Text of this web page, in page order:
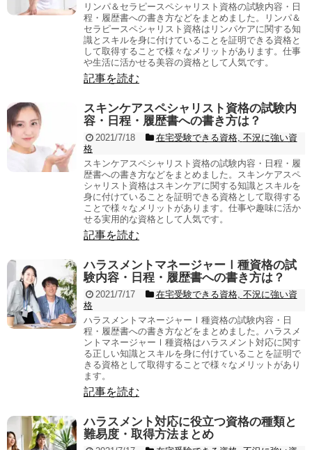
リンパ＆セラピースペシャリスト資格の試験内容・日
程・履歴書への書き方などをまとめました。リンパ＆
セラピースペシャリスト資格はリンパケアに関する知
識とスキルを身に付けていることを証明できる資格と
して取得することで様々なメリットがあります。仕事
や生活に活かせる美容の資格として人気です。
記事を読む
スキンケアスペシャリスト資格の試験内
容・日程・履歴書への書き方は？
2021/7/18 在宅受験できる資格, 不況に強い資
格
スキンケアスペシャリスト資格の試験内容・日程・履
歴書への書き方などをまとめました。スキンケアスペ
シャリスト資格はスキンケアに関する知識とスキルを
身に付けていることを証明できる資格として取得する
ことで様々なメリットがあります。仕事や趣味に活か
せる実用的な資格として人気です。
記事を読む
ハラスメントマネージャーⅠ種資格の試
験内容・日程・履歴書への書き方は？
2021/7/17 在宅受験できる資格, 不況に強い資
格
ハラスメントマネージャーⅠ種資格の試験内容・日
程・履歴書への書き方などをまとめました。ハラスメ
ントマネージャーⅠ種資格はハラスメント対応に関す
る正しい知識とスキルを身に付けていることを証明で
きる資格として取得することで様々なメリットがあり
ます。
記事を読む
ハラスメント対応に役立つ資格の種類と
難易度・取得方法まとめ